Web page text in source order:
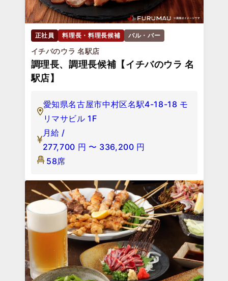
正社員 料理長・料理長候補 バル・バー
イチバのウラ 名駅店
調理長、調理長候補【イチバのウラ 名
駅店】
愛知県名古屋市中村区名駅4-18-18 モ
リマサビル 1F
月給 /
277,700 円 〜 336,200 円
58席